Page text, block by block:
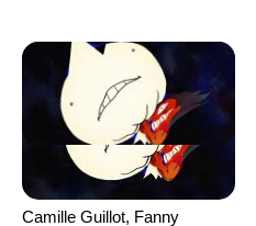
Camille Guillot, Fanny